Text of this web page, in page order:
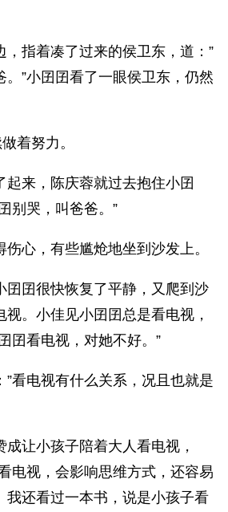
，指着凑了过来的侯卫东，道：”
。”小囝囝看了一眼侯卫东，仍然
着努力。
起来，陈庆蓉就过去抱住小囝
别哭，叫爸爸。”
心，有些尴炝地坐到沙发上。
囝囝很快恢复了平静，又爬到沙
。小佳见小囝囝总是看电视，
囝看电视，对她不好。”
”看电视有什么关系，况且也就是
让小孩子陪着大人看电视，
电视，会影响思维方式，还容易
我还看过一本书，说是小孩子看